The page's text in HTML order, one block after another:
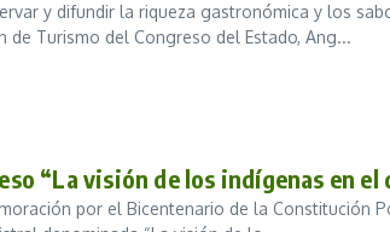
y difundir la riqueza gastronómica y los
de Turismo del Congreso del Estado, Ang...
“La visión de los indígenas en
por el Bicentenario de la Constitución